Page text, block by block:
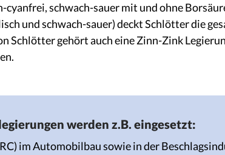
schwach-sauer mit und ohne
und schwach-sauer) deckt Schlötter die
Schlötter gehört auch eine Zinn-Zink
werden z.B. eingesetzt:
im Automobilbau sowie in der